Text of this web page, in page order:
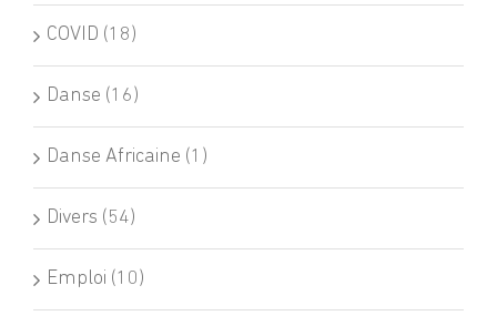
COVID (18)
Danse (16)
Danse Africaine (1)
Divers (54)
Emploi (10)